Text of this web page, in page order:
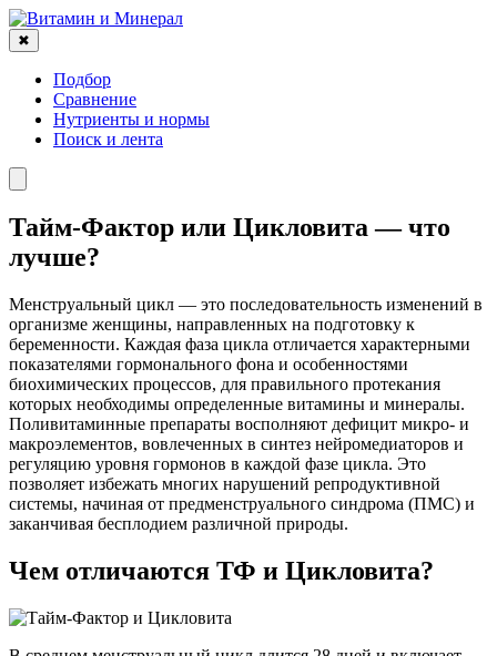
✖
Подбор
Сравнение
Нутриенты и нормы
Поиск и лента
Тайм-Фактор или Цикловита — что
лучше?
Менструальный цикл — это последовательность изменений в
организме женщины, направленных на подготовку к
беременности. Каждая фаза цикла отличается характерными
показателями гормонального фона и особенностями
биохимических процессов, для правильного протекания
которых необходимы определенные витамины и минералы.
Поливитаминные препараты восполняют дефицит микро- и
макроэлементов, вовлеченных в синтез нейромедиаторов и
регуляцию уровня гормонов в каждой фазе цикла. Это
позволяет избежать многих нарушений репродуктивной
системы, начиная от предменструального синдрома (ПМС) и
заканчивая бесплодием различной природы.
Чем отличаются ТФ и Цикловита?